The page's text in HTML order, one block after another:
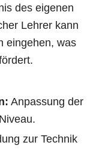
des eigenen
Lehrer kann
eingehen, was
Anpassung der
zur Technik